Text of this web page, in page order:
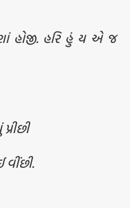
હોજી. હરિ હું ય એ જ
વીંછી.